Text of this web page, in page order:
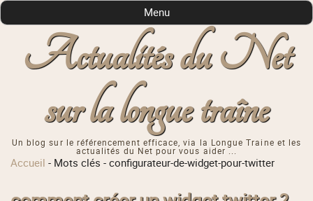
Actualités du Net
sur la longue traîne
Un blog sur le référencement efficace, via la Longue Traine et les
actualités du Net pour vous aider ...
Menu
Accueil - Mots clés -configurateur-de-widget-pour-twitter